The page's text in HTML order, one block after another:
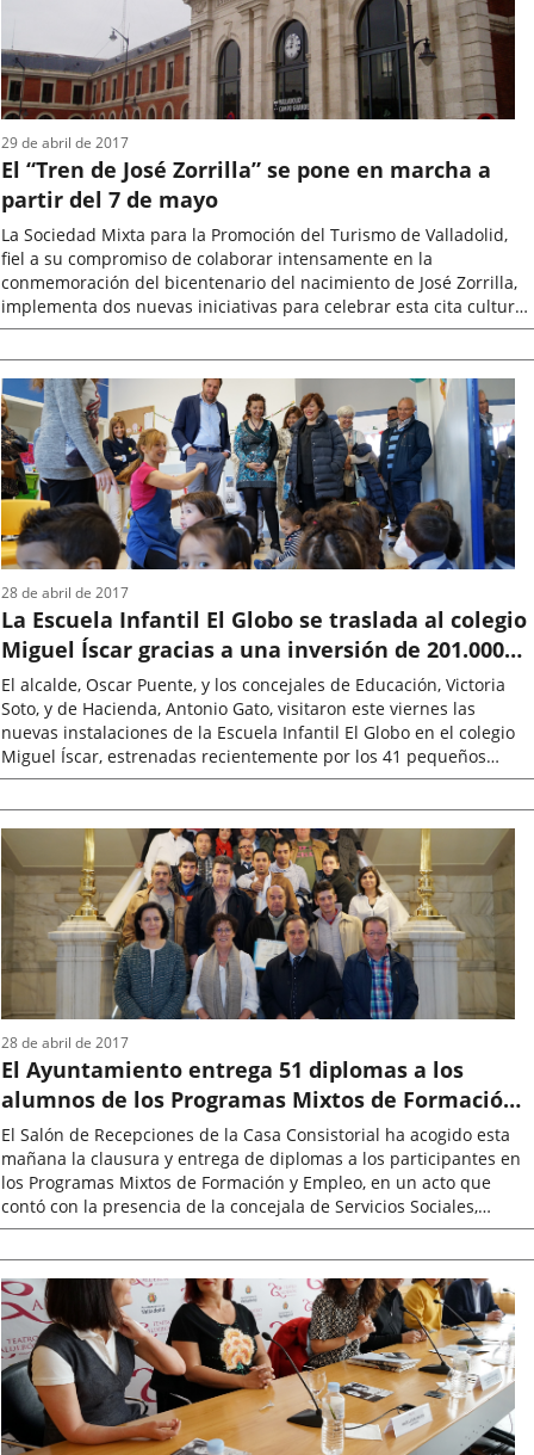
El “Tren de José Zorrilla” se pone en marcha a
partir del 7 de mayo
La Sociedad Mixta para la Promoción del Turismo de Valladolid,
fiel a su compromiso de colaborar intensamente en la
conmemoración del bicentenario del nacimiento de José Zorrilla,
implementa dos nuevas iniciativas para celebrar esta cita cultural
de primer...
de
la
noticia
29 de abril de 2017
La Escuela Infantil El Globo se traslada al colegio
Miguel Íscar gracias a una inversión de 201.000
euros
El alcalde, Oscar Puente, y los concejales de Educación, Victoria
Soto, y de Hacienda, Antonio Gato, visitaron este viernes las
nuevas instalaciones de la Escuela Infantil El Globo en el colegio
Miguel Íscar, estrenadas recientemente por los 41 pequeños
matriculados...
de
la
noticia
28 de abril de 2017
El Ayuntamiento entrega 51 diplomas a los
alumnos de los Programas Mixtos de Formación
y Empleo
El Salón de Recepciones de la Casa Consistorial ha acogido esta
mañana la clausura y entrega de diplomas a los participantes en
los Programas Mixtos de Formación y Empleo, en un acto que
contó con la presencia de la concejala de Servicios Sociales,
Rafaela...
de
la
noticia
28 de abril de 2017